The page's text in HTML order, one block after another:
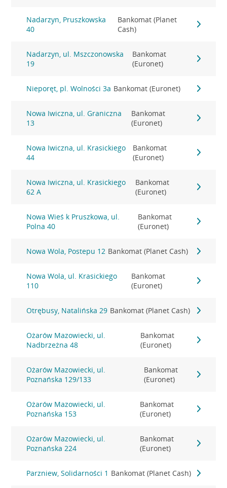
Nadarzyn, Pruszkowska
40
Bankomat (Planet
Cash)
Nadarzyn, ul. Mszczonowska
19
Bankomat
(Euronet)
Nieporęt, pl. Wolności 3a Bankomat (Euronet)
Nowa Iwiczna, ul. Graniczna
13
Bankomat
(Euronet)
Nowa Iwiczna, ul. Krasickiego
44
Bankomat
(Euronet)
Nowa Iwiczna, ul. Krasickiego
62 A
Bankomat
(Euronet)
Nowa Wieś k Pruszkowa, ul.
Polna 40
Bankomat
(Euronet)
Nowa Wola, Postepu 12 Bankomat (Planet Cash)
Nowa Wola, ul. Krasickiego
110
Bankomat
(Euronet)
Otrębusy, Natalińska 29 Bankomat (Planet Cash)
Ożarów Mazowiecki, ul.
Nadbrzeżna 48
Bankomat
(Euronet)
Ożarów Mazowiecki, ul.
Poznańska 129/133
Bankomat
(Euronet)
Ożarów Mazowiecki, ul.
Poznańska 153
Bankomat
(Euronet)
Ożarów Mazowiecki, ul.
Poznańska 224
Bankomat
(Euronet)
Parzniew, Solidarności 1 Bankomat (Planet Cash)